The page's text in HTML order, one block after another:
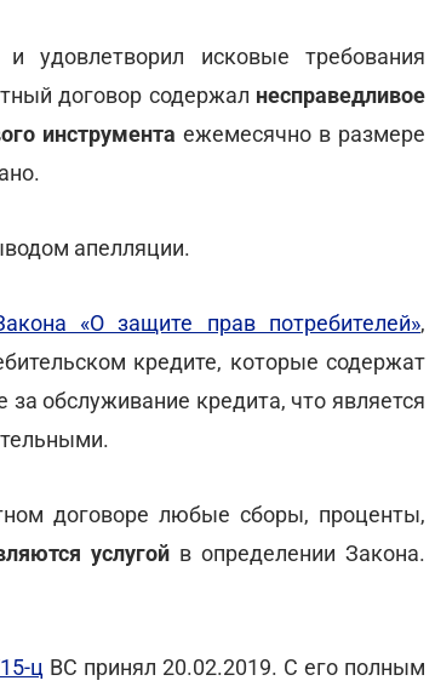
удовлетворил исковые требования
договор содержал несправедливое
инструмента ежемесячно в размере
апелляции.
«О защите прав потребителей»,
кредите, которые содержат
за обслуживание кредита, что является
договоре любые сборы, проценты,
услугойв определении Закона.
ц ВС принял 20.02.2019. С его полным